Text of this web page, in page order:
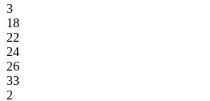
3
18
22
24
26
33
2